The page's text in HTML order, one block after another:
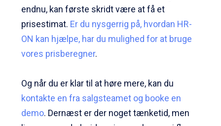
endnu, kan første skridt være at få et
prisestimat. Er du nysgerrig på, hvordan HR-
ON kan hjælpe, har du mulighed for at bruge
vores prisberegner.
Og når du er klar til at høre mere, kan du
kontakte en fra salgsteamet og booke en
demo. Dernæst er der noget tænketid, men